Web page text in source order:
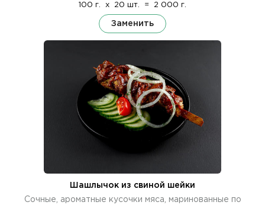
100 г. x 20 шт. = 2 000 г.
Заменить
Шашлычок из свиной шейки
Сочные, ароматные кусочки мяса, маринованные по